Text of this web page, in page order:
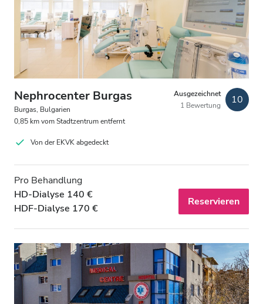
Patienten mit HIV
Patienten mit Hepatitis B
Patienten mit Hepatitis C
GHIC
Erfrischungen
Kostenloses WiFi
TV-Bildschirme
Kostenloser Transport
Kostenloses Parken
Nephrocenter Burgas
Burgas, Bulgarien
0,85 km vom Stadtzentrum entfernt
Ausgezeichnet
1 Bewertung
10
Von der EKVK abgedeckt
Pro Behandlung
HD-Dialyse 140 €
HDF-Dialyse 170 €
Reservieren